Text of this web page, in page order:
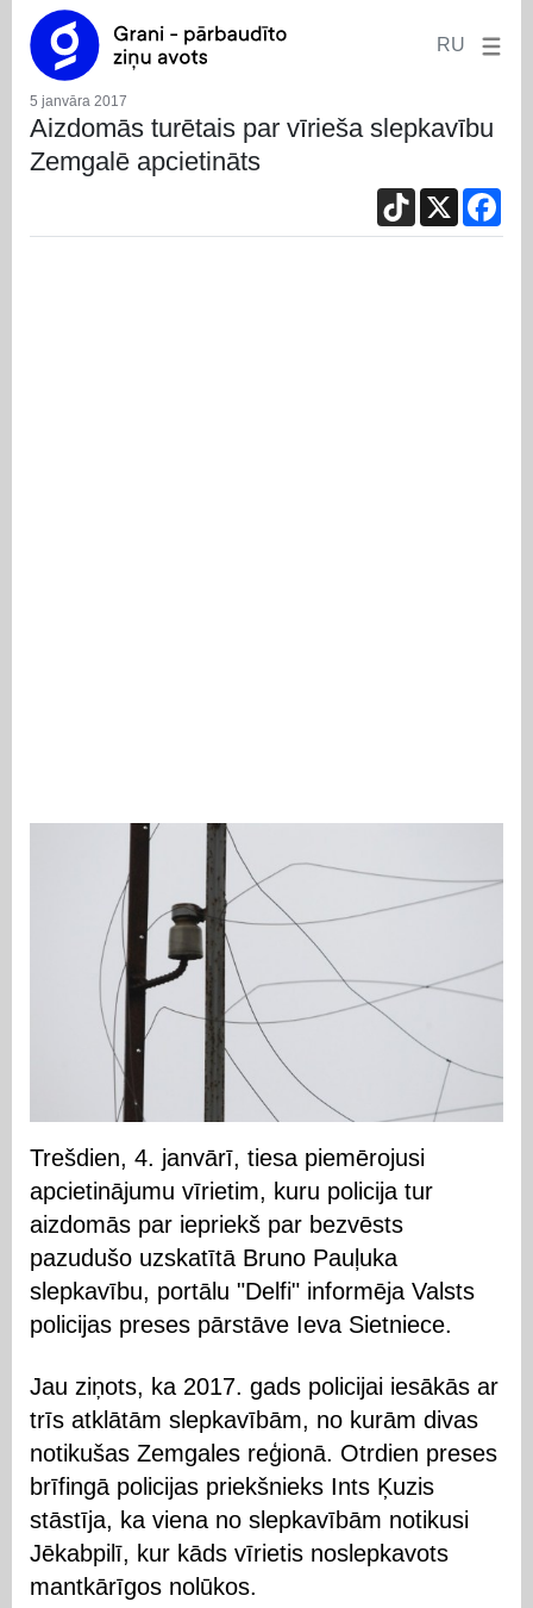
RU
5 janvāra 2017
Aizdomās turētais par vīrieša slepkavību
Zemgalē apcietināts
TikTok
X
Trešdien, 4. janvārī, tiesa piemērojusi
apcietinājumu vīrietim, kuru policija tur
aizdomās par iepriekš par bezvēsts
pazudušo uzskatītā Bruno Pauļuka
slepkavību, portālu "Delfi" informēja Valsts
policijas preses pārstāve Ieva Sietniece.
Jau ziņots, ka 2017. gads policijai iesākās ar
trīs atklātām slepkavībām, no kurām divas
notikušas Zemgales reģionā. Otrdien preses
brīfingā policijas priekšnieks Ints Ķuzis
stāstīja, ka viena no slepkavībām notikusi
Jēkabpilī, kur kāds vīrietis noslepkavots
mantkārīgos nolūkos.